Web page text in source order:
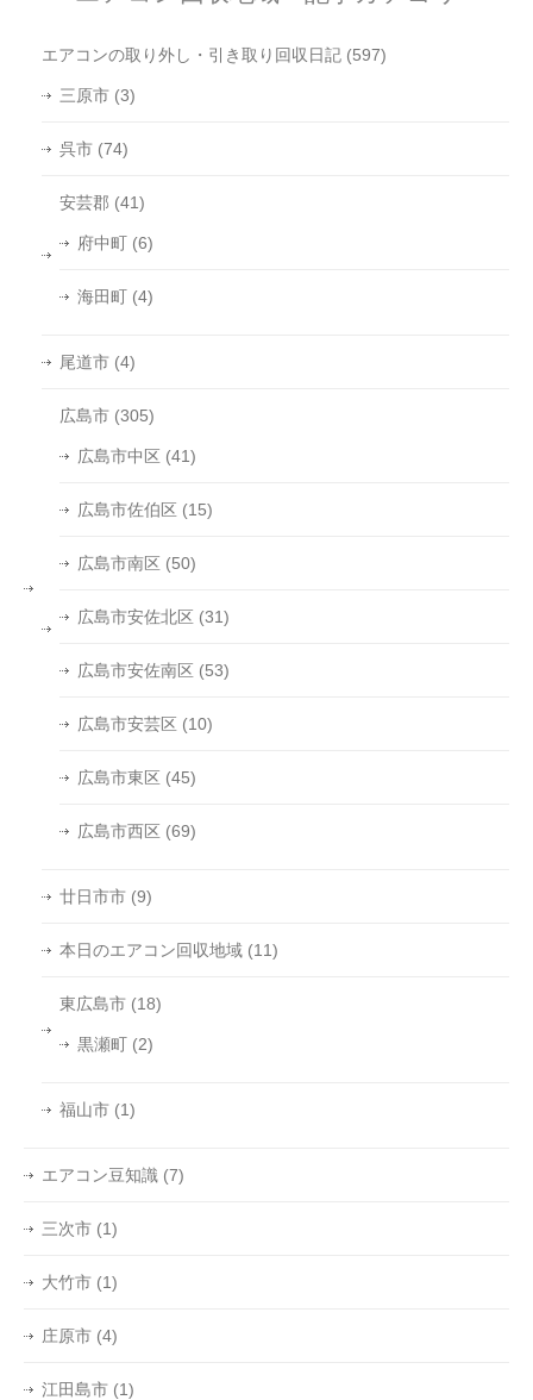
エアコンの取り外し・引き取り回収日記 (597)
三原市 (3)
呉市 (74)
安芸郡 (41)
府中町 (6)
海田町 (4)
尾道市 (4)
広島市 (305)
広島市中区 (41)
広島市佐伯区 (15)
広島市南区 (50)
広島市安佐北区 (31)
広島市安佐南区 (53)
広島市安芸区 (10)
広島市東区 (45)
広島市西区 (69)
廿日市市 (9)
本日のエアコン回収地域 (11)
東広島市 (18)
黒瀬町 (2)
福山市 (1)
エアコン豆知識 (7)
三次市 (1)
大竹市 (1)
庄原市 (4)
江田島市 (1)